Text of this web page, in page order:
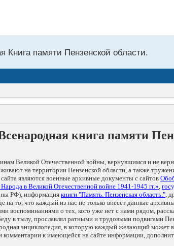
Книга памяти Пензенской области.
книга памяти
Великой Отечественной войны, вернувшимся и не
на территории Пензенской области, а также
являются военные архивные документы с сайтов
в Великой Отечественной войне 1941-1945 гг.»,
РФ), информация книги "Память. Пензенская область.",
на то, что каждый из нас не только внесёт данные
воспоминаниями о тех, кого уже нет с нами рядом,
в тылу, прославлял ратными и трудовыми подвигами
энциклопедия, в которую каждый желающий
комментарии к имеющейся на сайте информации,